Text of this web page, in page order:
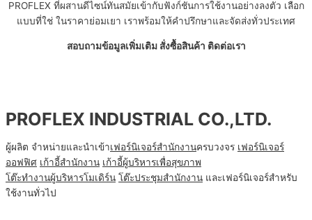
PROFLEX ที่ผสานดีไซน์ทันสมัยเข้ากับฟังก์ชันการใช้งานอย่างลงตัว เลือก
แบบที่ใช่ ในราคาย่อมเยา เราพร้อมให้คำปรึกษาและจัดส่งทั่วประเทศ
สอบถามข้อมูลเพิ่มเติม สั่งซื้อสินค้า ติดต่อเรา
PROFLEX INDUSTRIAL CO.,LTD.
ผู้ผลิต จำหน่ายและนำเข้าเฟอร์นิเจอร์สำนักงานครบวงจร เฟอร์นิเจอร์
ออฟฟิศ เก้าอี้สำนักงาน เก้าอี้ผู้บริหารเพื่อสุขภาพ
โต๊ะทํางานผู้บริหารโมเดิร์น โต๊ะประชุมสำนักงาน และเฟอร์นิเจอร์สำหรับ
ใช้งานทั่วไป